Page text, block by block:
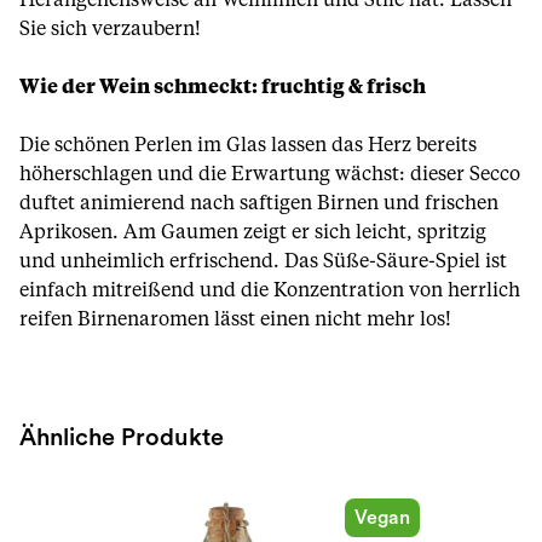
Sie sich verzaubern!
Wie der Wein schmeckt: fruchtig & frisch
Die schönen Perlen im Glas lassen das Herz bereits
höherschlagen und die Erwartung wächst: dieser Secco
duftet animierend nach saftigen Birnen und frischen
Aprikosen. Am Gaumen zeigt er sich leicht, spritzig
und unheimlich erfrischend. Das Süße-Säure-Spiel ist
einfach mitreißend und die Konzentration von herrlich
reifen Birnenaromen lässt einen nicht mehr los!
Ähnliche Produkte
Vegan